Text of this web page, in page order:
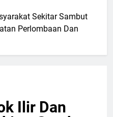
Jaya Dukung
Pangan Nasional
Gabungan Lapas
Pangaraian dan TNI
Sinergi Dewan
Dua Kilogram
Sekitar Sambut
Perlombaan Dan
Ilir Dan